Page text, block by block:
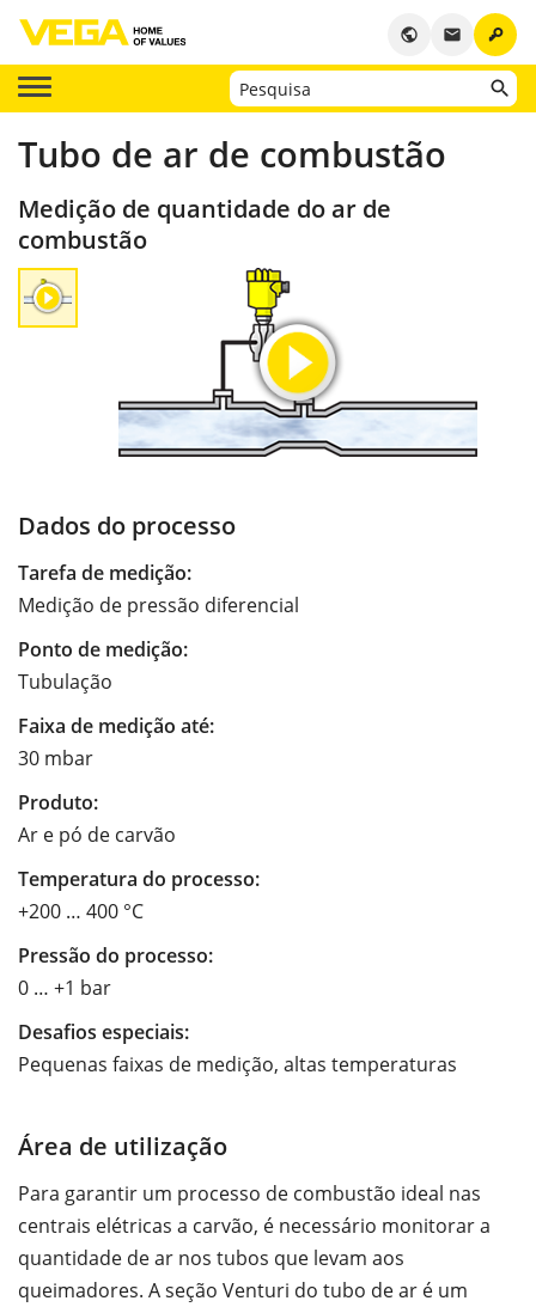
key
email
public
Tubo de ar de combustão
Medição de quantidade do ar de
combustão
Dados do processo
Tarefa de medição:
Medição de pressão diferencial
Ponto de medição:
Tubulação
Faixa de medição até:
30 mbar
Produto:
Ar e pó de carvão
Temperatura do processo:
+200 … 400 °C
Pressão do processo:
0 … +1 bar
Desafios especiais:
Pequenas faixas de medição, altas temperaturas
Área de utilização
Para garantir um processo de combustão ideal nas
centrais elétricas a carvão, é necessário monitorar a
quantidade de ar nos tubos que levam aos
queimadores. A seção Venturi do tubo de ar é um